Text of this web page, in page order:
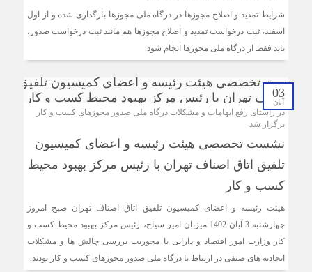
شرایط تمدید و اصلاح مجوزها در درگاه ملی مجوزها بارگذاری شده و از اول
اسفند، ثبت درخواست تمدید و اصلاح مجوزها هم مانند ثبت درخواست صدور،
باید فقط از درگاه ملی مجوزها انجام شود.
03
آبان
در راستای رفع ابهامات و مشکلات درگاه ملی صدور مجوزهای کسب و کار
برگزار شد
نشست تخصصی هیئت رئیسه و اعضای کمیسیون
تلفیق اتاق اصناف تهران با رئیس مرکز بهبود محیط
کسب و کار
هیئت رئیسه و اعضای کمیسیون تلفیق اتاق اصناف تهران صبح امروز
چهارشنبه 3 آبان 1402 میزبان امیر سیاح، رئیس مرکز بهبود محیط کسب و
کار وزارت امور اقتصاد و دارایی با محوریت بررسی چالش ها و مشکلات
اتحادیه های صنفی در ارتباط با درگاه ملی صدور مجوزهای کسب و کار بودند.